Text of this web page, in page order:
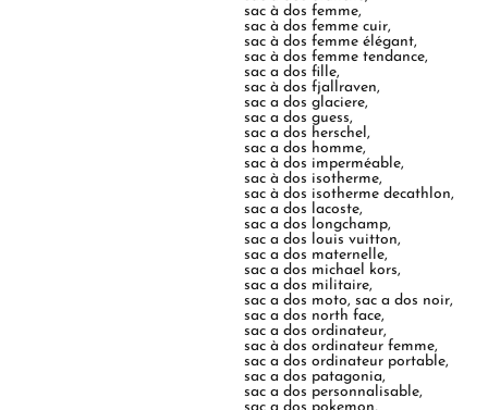
sac à dos femme,
sac à dos femme cuir,
sac à dos femme élégant,
sac à dos femme tendance,
sac a dos fille,
sac à dos fjallraven,
sac a dos glaciere,
sac a dos guess,
sac a dos herschel,
sac a dos homme,
sac à dos imperméable,
sac à dos isotherme,
sac à dos isotherme decathlon,
sac a dos lacoste,
sac a dos longchamp,
sac a dos louis vuitton,
sac a dos maternelle,
sac a dos michael kors,
sac a dos militaire,
sac a dos moto,sac a dos noir,
sac a dos north face,
sac a dos ordinateur,
sac à dos ordinateur femme,
sac a dos ordinateur portable,
sac a dos patagonia,
sac a dos personnalisable,